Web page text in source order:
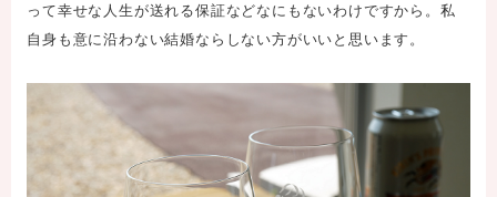
って幸せな人生が送れる保証などなにもないわけですから。私
自身も意に沿わない結婚ならしない方がいいと思います。